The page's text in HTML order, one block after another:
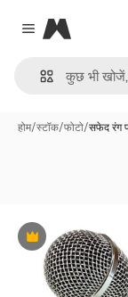
Close menu
Magnific
होम/स्टॉक/फोटो/सफेद रंग
Premium